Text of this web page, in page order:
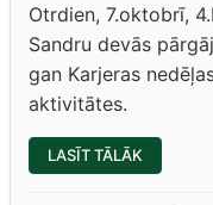
Otrdien, 7.oktobrī,
Sandru devās
gan Karjeras
aktivitātes.
LASĪT TĀLĀK
KLASES